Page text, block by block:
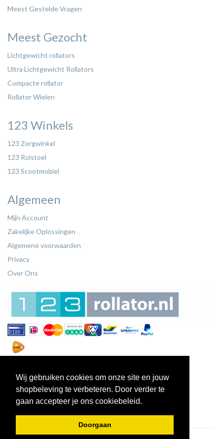
Wij gebruiken cookies om onze site en jouw
shopbeleving te verbeteren. Door verder te
gaan accepteer je ons cookiebeleid.
Doorgaan
Meest Gestelde Vragen
Meest Gezocht
Lichtgewicht rollators
Ultra Lichtgewicht Rollators
Compacte rollator
Rollator Wielen
123 Winkels
123 Zorgwinkel
123 Rolstoel
123 Scootmobiel
Algemeen
Mijn Account
Zakelijke Oplossingen
Algemene voorwaarden
Privacy
Over Ons